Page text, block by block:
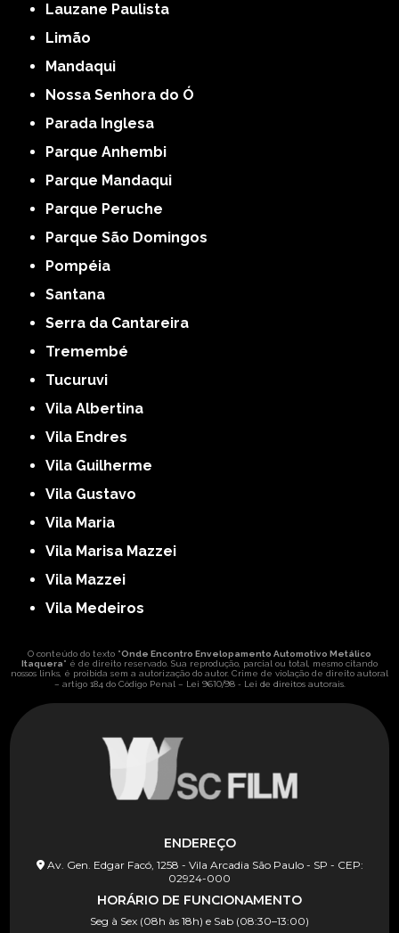
Lauzane Paulista
Limão
Mandaqui
Nossa Senhora do Ó
Parada Inglesa
Parque Anhembi
Parque Mandaqui
Parque Peruche
Parque São Domingos
Pompéia
Santana
Serra da Cantareira
Tremembé
Tucuruvi
Vila Albertina
Vila Endres
Vila Guilherme
Vila Gustavo
Vila Maria
Vila Marisa Mazzei
Vila Mazzei
Vila Medeiros
O conteúdo do texto "Onde Encontro Envelopamento Automotivo Metálico
Itaquera" é de direito reservado. Sua reprodução, parcial ou total, mesmo citando
nossos links, é proibida sem a autorização do autor. Crime de violação de direito autoral
– artigo 184 do Código Penal – Lei 9610/98 - Lei de direitos autorais.
ENDEREÇO
Av. Gen. Edgar Facó, 1258 - Vila Arcadia São Paulo - SP - CEP:
02924-000
HORÁRIO DE FUNCIONAMENTO
Seg à Sex (08h às 18h) e Sab (08:30–13:00)